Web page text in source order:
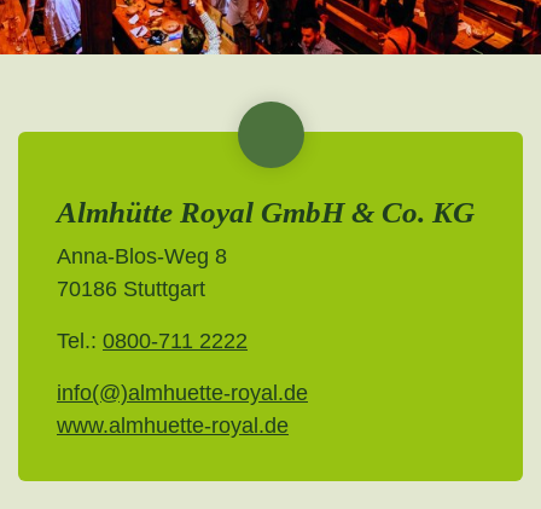
Almhütte Royal GmbH & Co. KG
Anna-Blos-Weg 8
70186 Stuttgart
Tel.: 0800-711 2222
info(@)almhuette-royal.de
www.almhuette-royal.de